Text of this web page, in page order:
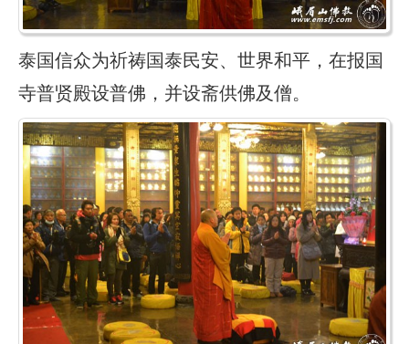
泰国信众为祈祷国泰民安、世界和平，在报国
寺普贤殿设普佛，并设斋供佛及僧。